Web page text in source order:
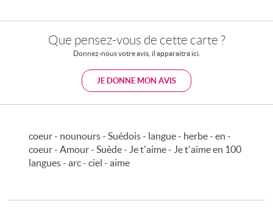
Que pensez-vous de cette carte ?
Donnez-nous votre avis, il apparaitra ici.
JE DONNE MON AVIS
coeur - nounours - Suédois - langue - herbe - en -
coeur - Amour - Suède - Je t'aime - Je t'aime en 100
langues - arc - ciel - aime